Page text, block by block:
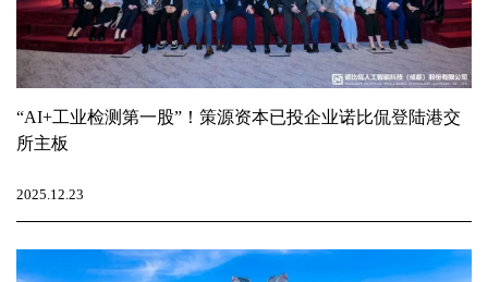
“AI+工业检测第一股”！策源资本已投企业诺比侃登陆港交
所主板
2025.12.23